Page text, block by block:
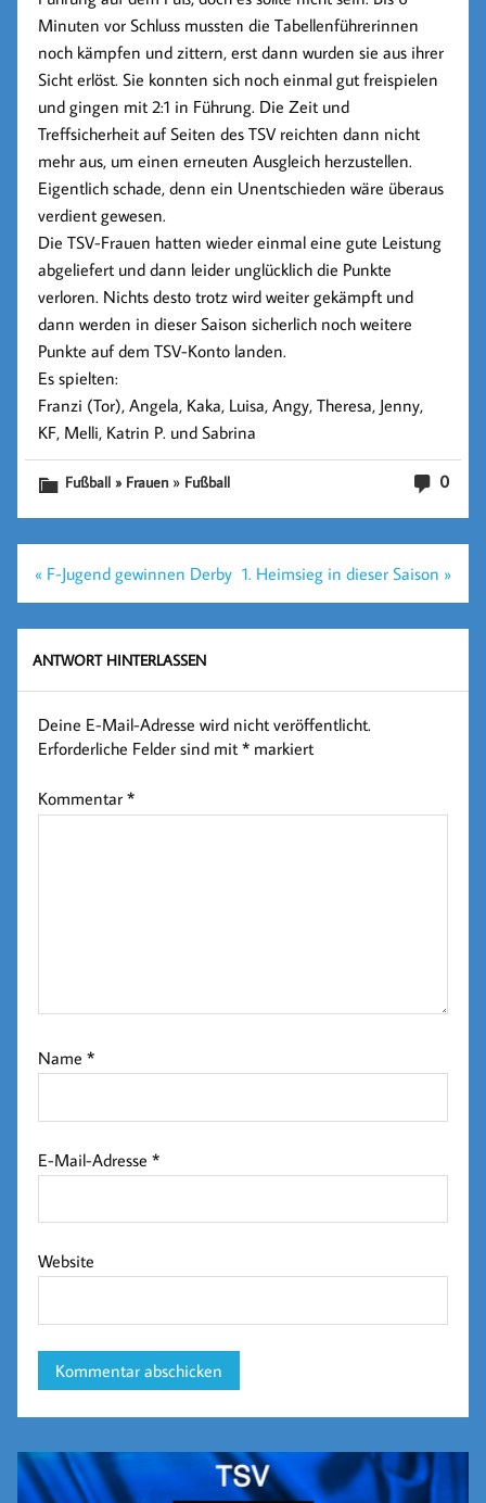
Minuten vor Schluss mussten die Tabellenführerinnen
noch kämpfen und zittern, erst dann wurden sie aus ihrer
Sicht erlöst. Sie konnten sich noch einmal gut freispielen
und gingen mit 2:1 in Führung. Die Zeit und
Treffsicherheit auf Seiten des TSV reichten dann nicht
mehr aus, um einen erneuten Ausgleich herzustellen.
Eigentlich schade, denn ein Unentschieden wäre überaus
verdient gewesen.
Die TSV-Frauen hatten wieder einmal eine gute Leistung
abgeliefert und dann leider unglücklich die Punkte
verloren. Nichts desto trotz wird weiter gekämpft und
dann werden in dieser Saison sicherlich noch weitere
Punkte auf dem TSV-Konto landen.
Es spielten:
Franzi (Tor), Angela, Kaka, Luisa, Angy, Theresa, Jenny,
KF, Melli, Katrin P. und Sabrina
0
Fußball » Frauen » Fußball
Beitragsnavigation
« F-Jugend gewinnen Derby 1. Heimsieg in dieser Saison »
ANTWORT HINTERLASSEN
Deine E-Mail-Adresse wird nicht veröffentlicht.
Erforderliche Felder sind mit* markiert
Kommentar*
Name*
E-Mail-Adresse*
Website